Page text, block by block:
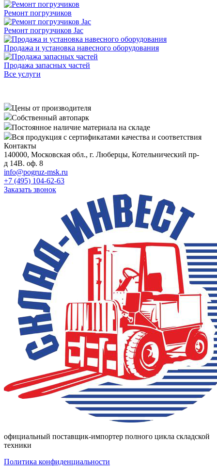
Ремонт погрузчиков
Ремонт погрузчиков Jac
Продажа и установка навесного оборудования
Продажа запасных частей
Все услуги
Цены от производителя
Собственный автопарк
Постоянное наличие материала на складе
Вся продукция с сертификатами качества и соответствия
Контакты
140000, Московская обл., г. Люберцы, Котельнический пр-
д 14В. оф. 8
info@pogruz-msk.ru
+7 (495) 104-62-63
Заказать звонок
официальный поставщик-импортер полного цикла складской
техники
Политика конфиденциальности